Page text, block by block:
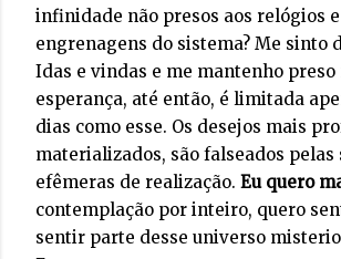
infinidade não presos aos relógios e
engrenagens do sistema? Me sinto
Idas e vindas e me mantenho
esperança, até então, é limitada
dias como esse. Os desejos mais
materializados, são falseados pelas
efêmeras de realização. Eu quero
contemplação por inteiro, quero
sentir parte desse universo